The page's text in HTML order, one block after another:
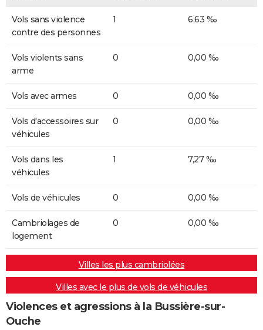
Vols sans violence
contre des personnes
1 6,63 ‰
Vols violents sans
arme
0 0,00 ‰
Vols avec armes 0 0,00 ‰
Vols d'accessoires sur
véhicules
0 0,00 ‰
Vols dans les
véhicules
1 7,27 ‰
Vols de véhicules 0 0,00 ‰
Cambriolages de
logement
0 0,00 ‰
Villes les plus cambriolées
Villes avec le plus de vols de véhicules
Violences et agressions à la Bussière-sur-
Ouche